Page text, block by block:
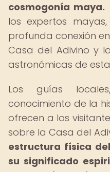
cosmogonía maya.
los expertos
profunda conexión
Casa del Adivino y
astronómicas de
Los guías
conocimiento de la
ofrecen a los
sobre la Casa del
estructura física
su significado